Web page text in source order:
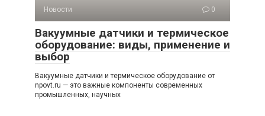
Новости 0
Вакуумные датчики и термическое
оборудование: виды, применение и
выбор
Вакуумные датчики и термическое оборудование от
npovt.ru — это важные компоненты современных
промышленных, научных